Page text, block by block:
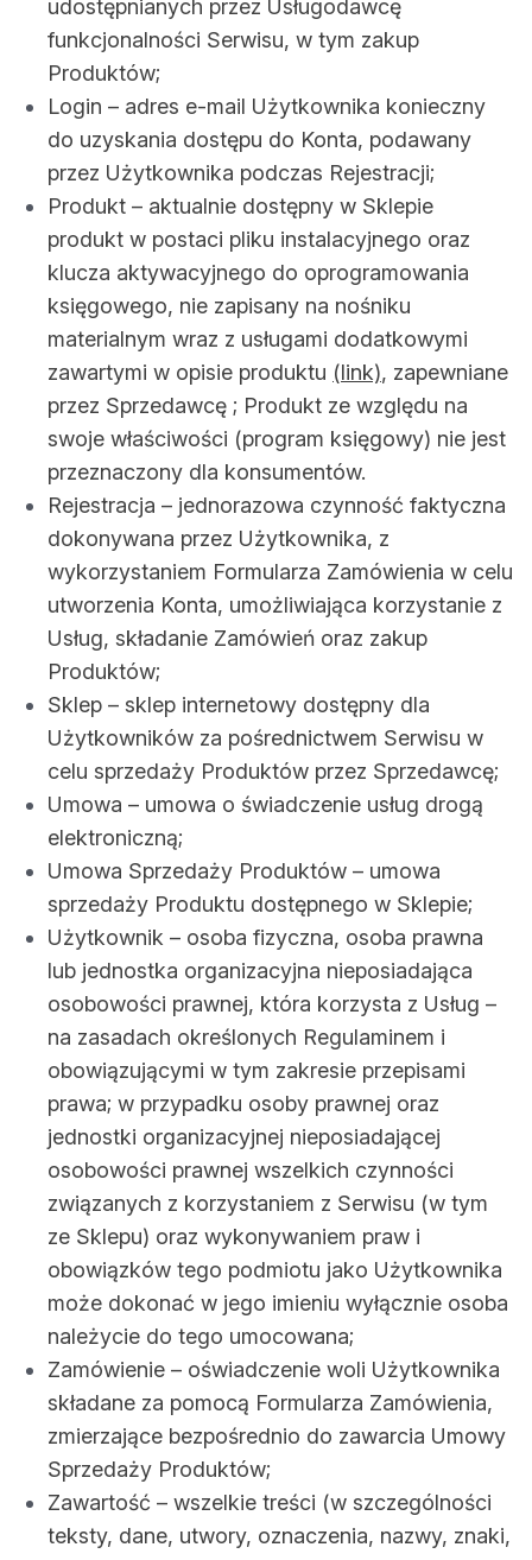
udostępnianych przez Usługodawcę
funkcjonalności Serwisu, w tym zakup
Produktów;
Login – adres e-mail Użytkownika konieczny
do uzyskania dostępu do Konta, podawany
przez Użytkownika podczas Rejestracji;
Produkt – aktualnie dostępny w Sklepie
produkt w postaci pliku instalacyjnego oraz
klucza aktywacyjnego do oprogramowania
księgowego, nie zapisany na nośniku
materialnym wraz z usługami dodatkowymi
zawartymi w opisie produktu (link), zapewniane
przez Sprzedawcę ; Produkt ze względu na
swoje właściwości (program księgowy) nie jest
przeznaczony dla konsumentów.
Rejestracja – jednorazowa czynność faktyczna
dokonywana przez Użytkownika, z
wykorzystaniem Formularza Zamówienia w celu
utworzenia Konta, umożliwiająca korzystanie z
Usług, składanie Zamówień oraz zakup
Produktów;
Sklep – sklep internetowy dostępny dla
Użytkowników za pośrednictwem Serwisu w
celu sprzedaży Produktów przez Sprzedawcę;
Umowa – umowa o świadczenie usług drogą
elektroniczną;
Umowa Sprzedaży Produktów – umowa
sprzedaży Produktu dostępnego w Sklepie;
Użytkownik – osoba fizyczna, osoba prawna
lub jednostka organizacyjna nieposiadająca
osobowości prawnej, która korzysta z Usług –
na zasadach określonych Regulaminem i
obowiązującymi w tym zakresie przepisami
prawa; w przypadku osoby prawnej oraz
jednostki organizacyjnej nieposiadającej
osobowości prawnej wszelkich czynności
związanych z korzystaniem z Serwisu (w tym
ze Sklepu) oraz wykonywaniem praw i
obowiązków tego podmiotu jako Użytkownika
może dokonać w jego imieniu wyłącznie osoba
należycie do tego umocowana;
Zamówienie – oświadczenie woli Użytkownika
składane za pomocą Formularza Zamówienia,
zmierzające bezpośrednio do zawarcia Umowy
Sprzedaży Produktów;
Zawartość – wszelkie treści (w szczególności
teksty, dane, utwory, oznaczenia, nazwy, znaki,